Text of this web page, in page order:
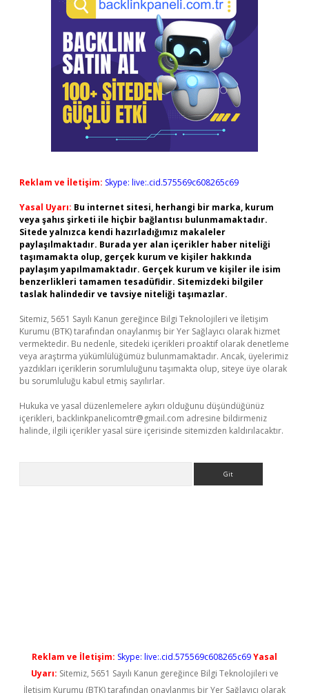
Reklam ve İletişim: Skype: live:.cid.575569c608265c69
Yasal Uyarı: Bu internet sitesi, herhangi bir marka, kurum
veya şahıs şirketi ile hiçbir bağlantısı bulunmamaktadır.
Sitede yalnızca kendi hazırladığımız makaleler
paylaşılmaktadır. Burada yer alan içerikler haber niteliği
taşımamakta olup, gerçek kurum ve kişiler hakkında
paylaşım yapılmamaktadır. Gerçek kurum ve kişiler ile isim
benzerlikleri tamamen tesadüfidir. Sitemizdeki bilgiler
taslak halindedir ve tavsiye niteliği taşımazlar.
Sitemiz, 5651 Sayılı Kanun gereğince Bilgi Teknolojileri ve İletişim
Kurumu (BTK) tarafından onaylanmış bir Yer Sağlayıcı olarak hizmet
vermektedir. Bu nedenle, sitedeki içerikleri proaktif olarak denetleme
veya araştırma yükümlülüğümüz bulunmamaktadır. Ancak, üyelerimiz
yazdıkları içeriklerin sorumluluğunu taşımakta olup, siteye üye olarak
bu sorumluluğu kabul etmiş sayılırlar.
Hukuka ve yasal düzenlemelere aykırı olduğunu düşündüğünüz
içerikleri, backlinkpanelicomtr@gmail.com adresine bildirmeniz
halinde, ilgili içerikler yasal süre içerisinde sitemizden kaldırılacaktır.
Reklam ve İletişim: Skype: live:.cid.575569c608265c69Yasal
Uyarı: Sitemiz, 5651 Sayılı Kanun gereğince Bilgi Teknolojileri ve
İletişim Kurumu (BTK) tarafından onaylanmış bir Yer Sağlayıcı olarak